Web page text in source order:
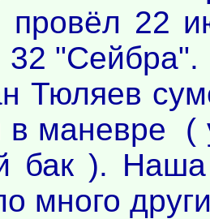
22
32
Тюляев
в маневре (
бак ). Наша
много